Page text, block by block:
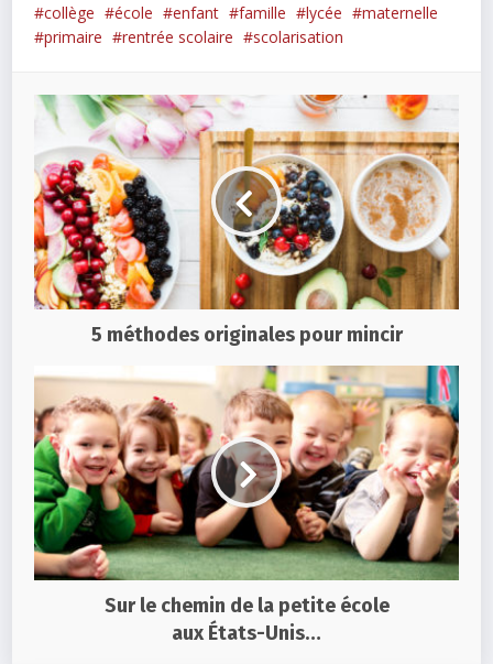
collège école enfant famille lycée
maternelle
primaire
rentrée scolaire scolarisation
5 méthodes originales pour mincir
Sur le chemin de la petite école
aux États-Unis…